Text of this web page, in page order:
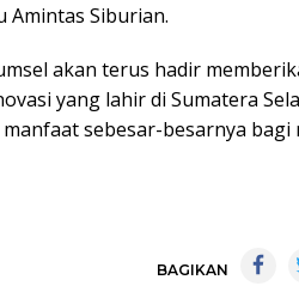
Amintas Siburian.
akan terus hadir
yang lahir di Sumatera
sebesar-besarnya bagi
BAGIKAN